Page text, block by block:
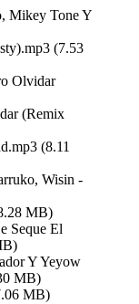
Mikey Tone Y
(7.53
Olvidar
(Remix
(8.11
Wisin -
MB)
Seque El
Y Yeyow
MB)
MB)